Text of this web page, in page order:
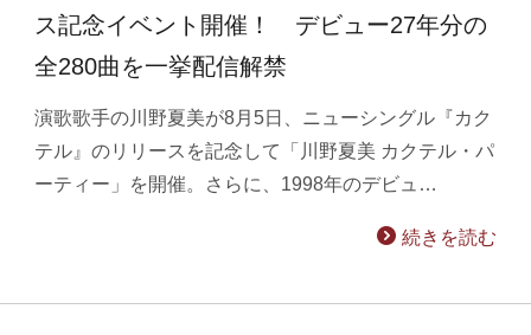
ス記念イベント開催！ デビュー27年分の
全280曲を一挙配信解禁
演歌歌手の川野夏美が8月5日、ニューシングル『カク
テル』のリリースを記念して「川野夏美 カクテル・パ
ーティー」を開催。さらに、1998年のデビュ…
続きを読む